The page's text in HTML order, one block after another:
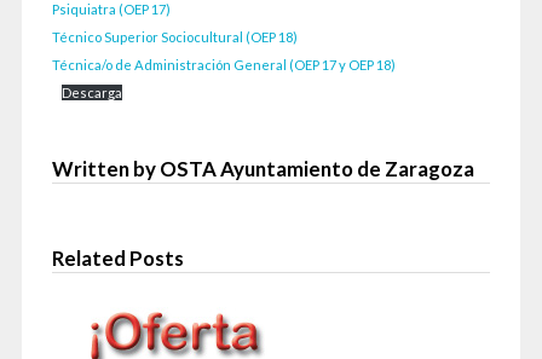
Psiquiatra (OEP 17)
Técnico Superior Sociocultural (OEP 18)
Técnica/o de Administración General (OEP 17 y OEP 18)
Descarga
Written by OSTA Ayuntamiento de Zaragoza
Related Posts